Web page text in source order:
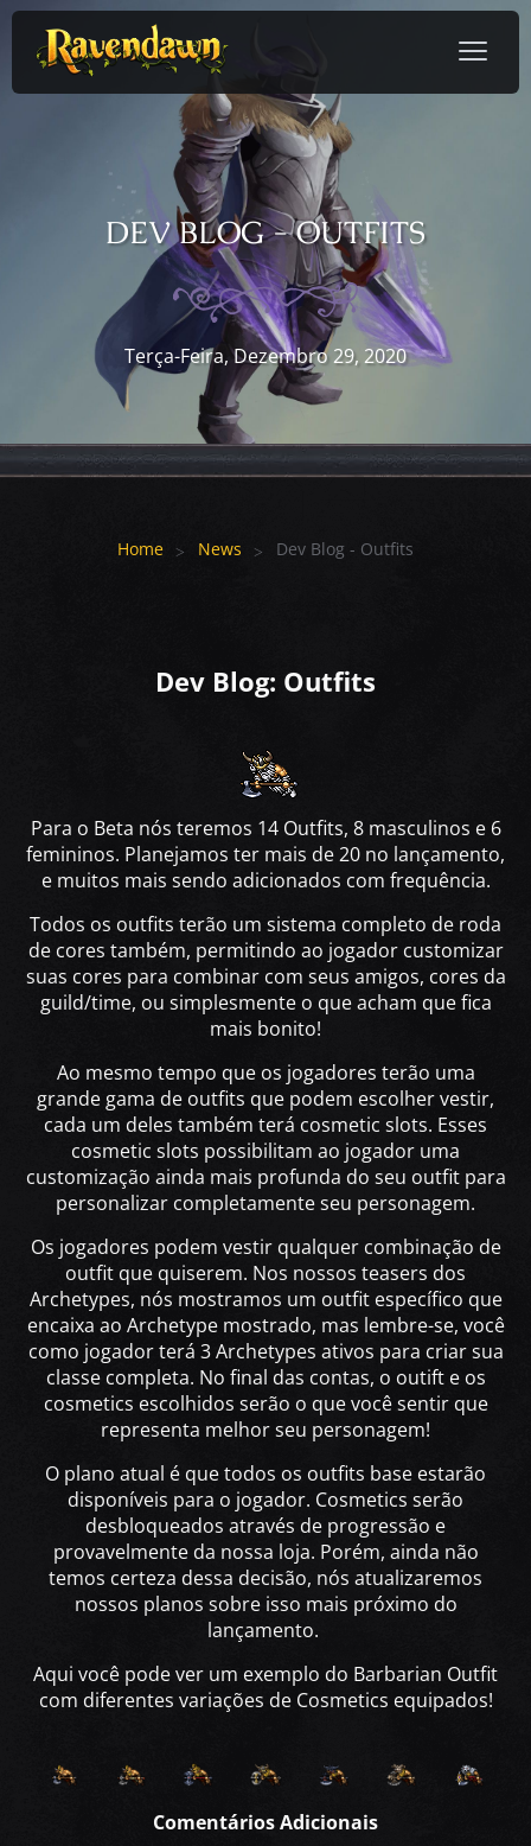
DEV BLOG - OUTFITS
Terça-Feira, Dezembro 29, 2020
Home News Dev Blog - Outfits
Dev Blog: Outfits
Para o Beta nós teremos 14 Outfits, 8 masculinos e 6
femininos. Planejamos ter mais de 20 no lançamento,
e muitos mais sendo adicionados com frequência.
Todos os outfits terão um sistema completo de roda
de cores também, permitindo ao jogador customizar
suas cores para combinar com seus amigos, cores da
guild/time, ou simplesmente o que acham que fica
mais bonito!
Ao mesmo tempo que os jogadores terão uma
grande gama de outfits que podem escolher vestir,
cada um deles também terá cosmetic slots. Esses
cosmetic slots possibilitam ao jogador uma
customização ainda mais profunda do seu outfit para
personalizar completamente seu personagem.
Os jogadores podem vestir qualquer combinação de
outfit que quiserem. Nos nossos teasers dos
Archetypes, nós mostramos um outfit específico que
encaixa ao Archetype mostrado, mas lembre-se, você
como jogador terá 3 Archetypes ativos para criar sua
classe completa. No final das contas, o outift e os
cosmetics escolhidos serão o que você sentir que
representa melhor seu personagem!
O plano atual é que todos os outfits base estarão
disponíveis para o jogador. Cosmetics serão
desbloqueados através de progressão e
provavelmente da nossa loja. Porém, ainda não
temos certeza dessa decisão, nós atualizaremos
nossos planos sobre isso mais próximo do
lançamento.
Aqui você pode ver um exemplo do Barbarian Outfit
com diferentes variações de Cosmetics equipados!
Comentários Adicionais